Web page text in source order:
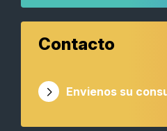
Contacto
Envienos su